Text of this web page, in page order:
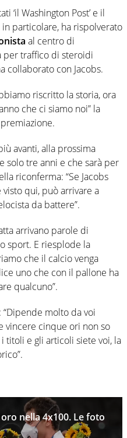
‘il Washington Post’ e il
in particolare, ha rispolverato
al centro di
per traffico di steroidi
collaborato con Jacobs.
riscritto la storia, ora
che ci siamo noi” la
avanti, alla prossima
solo tre anni e che sarà per
riconferma: “Se Jacobs
visto qui, può arrivare a
da battere”.
arrivano parole di
sport. E riesplode la
che il calcio venga
uno che con il pallone ha
qualcuno”.
: “Dipende molto da voi
vincere cinque ori non so
titoli e gli articoli siete voi, la
nella 4x100. Le foto